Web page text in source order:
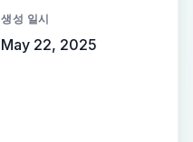
생성 일시
May 22, 2025